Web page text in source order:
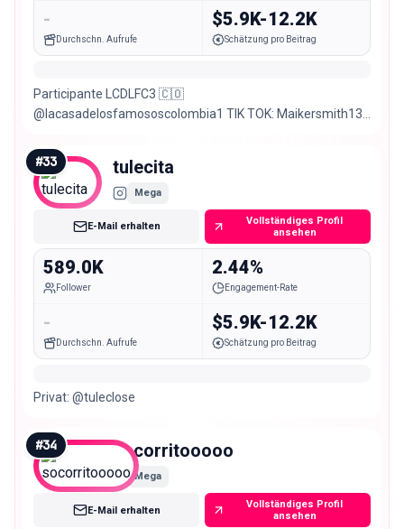
-
Durchschn. Aufrufe
$5.9K-12.2K
Schätzung pro Beitrag
Participante LCDLFC3 🇨🇴
@lacasadelosfamososcolombia1 TIK TOK: Maikersmith13
#33 tulecita
Mega
E-Mail erhalten
Vollständiges Profil
ansehen
589.0K
Follower
2.44%
Engagement-Rate
-
Durchschn. Aufrufe
$5.9K-12.2K
Schätzung pro Beitrag
Privat: @tuleclose
#34 socorritooooo
Mega
E-Mail erhalten
Vollständiges Profil
ansehen